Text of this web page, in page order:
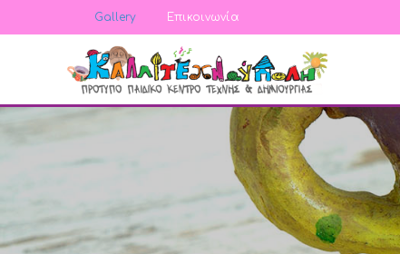
Gallery Επικοινωνία